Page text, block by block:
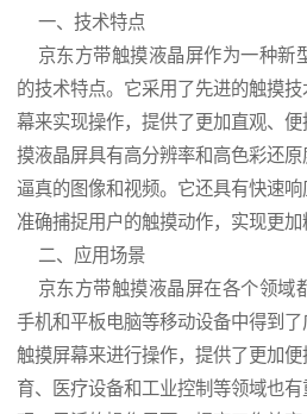
一、技术特点
京东方带触摸液晶屏作为一种新
的技术特点。它采用了先进的触摸
幕来实现操作，提供了更加直观、
摸液晶屏具有高分辨率和高色彩还原
逼真的图像和视频。它还具有快速
准确捕捉用户的触摸动作，实现更加
二、应用场景
京东方带触摸液晶屏在各个领域
手机和平板电脑等移动设备中得到
触摸屏幕来进行操作，提供了更加
育、医疗设备和工业控制等领域也